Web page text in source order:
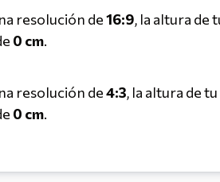
resolución de 16:9, la altura de
0 cm.
resolución de 4:3, la altura de
0 cm.